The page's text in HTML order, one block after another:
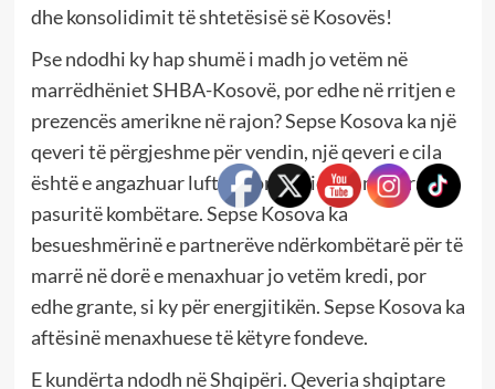
dhe konsolidimit të shtetësisë së Kosovës!
Pse ndodhi ky hap shumë i madh jo vetëm në
marrëdhëniet SHBA-Kosovë, por edhe në rritjen e
prezencës amerikne në rajon? Sepse Kosova ka një
qeveri të përgjeshme për vendin, një qeveri e cila
është e angazhuar lufton korrupsionin, nuk grabit
pasuritë kombëtare. Sepse Kosova ka
besueshmërinë e partnerëve ndërkombëtarë për të
marrë në dorë e menaxhuar jo vetëm kredi, por
edhe grante, si ky për energjitikën. Sepse Kosova ka
aftësinë menaxhuese të këtyre fondeve.
E kundërta ndodh në Shqipëri. Qeveria shqiptare